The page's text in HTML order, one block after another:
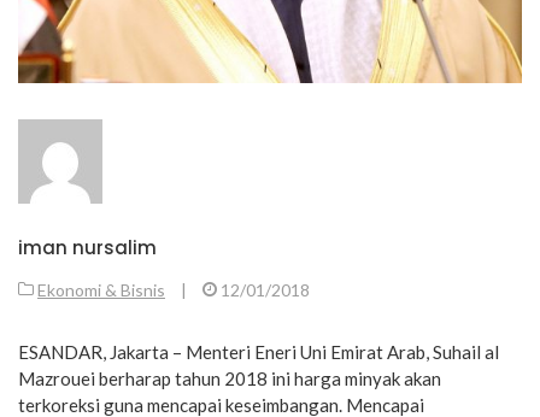
iman nursalim
Ekonomi & Bisnis | 12/01/2018
ESANDAR, Jakarta – Menteri Eneri Uni Emirat Arab, Suhail al
Mazrouei berharap tahun 2018 ini harga minyak akan
terkoreksi guna mencapai keseimbangan. Mencapai